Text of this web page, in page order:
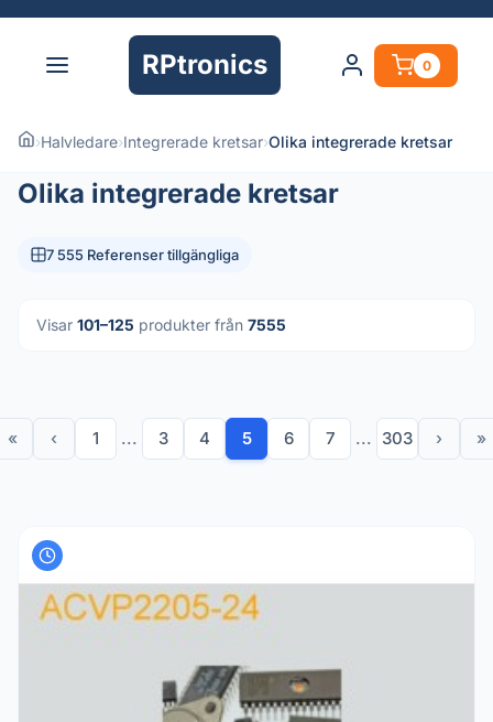
RPtronics 0
›Halvledare›Integrerade kretsar›Olika integrerade kretsar
Olika integrerade kretsar
7 555 Referenser tillgängliga
Visar 101–125 produkter från 7555
« ‹ 1 ... 3 4 5 6 7 ... 303 › »